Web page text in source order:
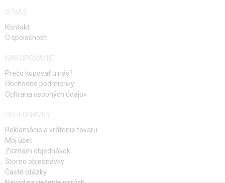
O NÁS
Kontakt
O spoločnosti
NAKUPOVANIE
Prečo kupovať u nás?
Obchodné podmienky
Ochrana osobných údajov
OBJEDNÁVKY
Reklamácie a vrátenie tovaru
Môj účet
Zoznam objednávok
Storno objednávky
Časté otázky